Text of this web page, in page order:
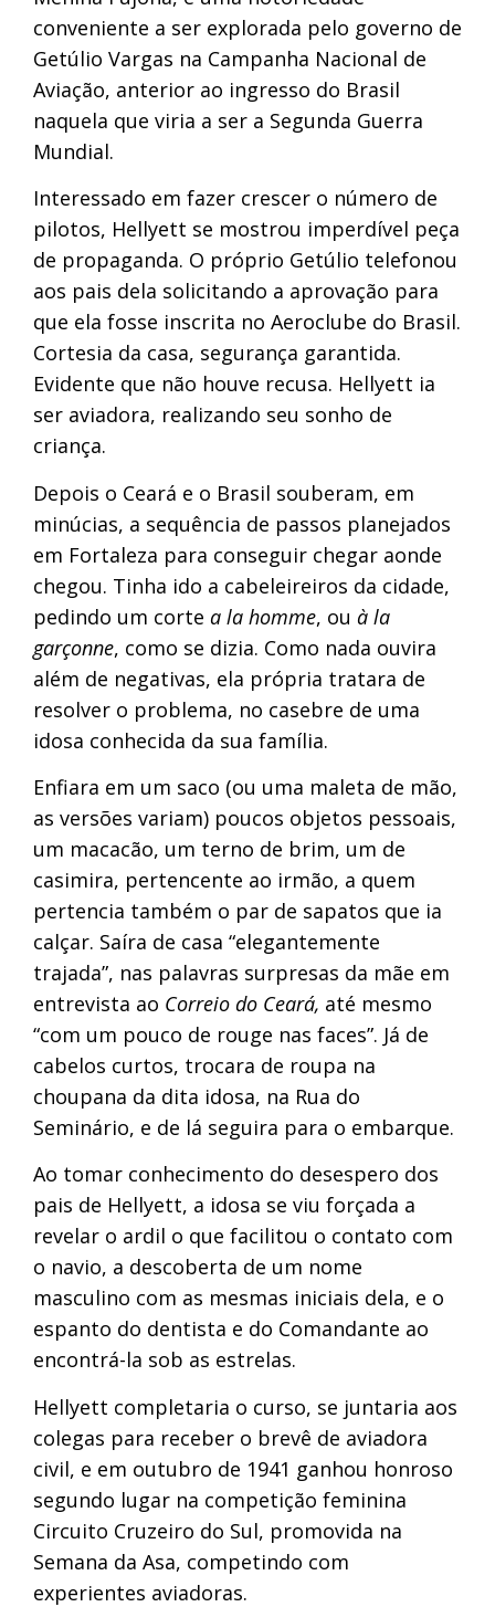
conveniente a ser explorada pelo governo de
Getúlio Vargas na Campanha Nacional de
Aviação, anterior ao ingresso do Brasil
naquela que viria a ser a Segunda Guerra
Mundial.
Interessado em fazer crescer o número de
pilotos, Hellyett se mostrou imperdível peça
de propaganda. O próprio Getúlio telefonou
aos pais dela solicitando a aprovação para
que ela fosse inscrita no Aeroclube do Brasil.
Cortesia da casa, segurança garantida.
Evidente que não houve recusa. Hellyett ia
ser aviadora, realizando seu sonho de
criança.
Depois o Ceará e o Brasil souberam, em
minúcias, a sequência de passos planejados
em Fortaleza para conseguir chegar aonde
chegou. Tinha ido a cabeleireiros da cidade,
pedindo um corte a la homme, ou à la
garçonne, como se dizia. Como nada ouvira
além de negativas, ela própria tratara de
resolver o problema, no casebre de uma
idosa conhecida da sua família.
Enfiara em um saco (ou uma maleta de mão,
as versões variam) poucos objetos pessoais,
um macacão, um terno de brim, um de
casimira, pertencente ao irmão, a quem
pertencia também o par de sapatos que ia
calçar. Saíra de casa “elegantemente
trajada”, nas palavras surpresas da mãe em
entrevista ao Correio do Ceará, até mesmo
“com um pouco de rouge nas faces”. Já de
cabelos curtos, trocara de roupa na
choupana da dita idosa, na Rua do
Seminário, e de lá seguira para o embarque.
Ao tomar conhecimento do desespero dos
pais de Hellyett, a idosa se viu forçada a
revelar o ardil o que facilitou o contato com
o navio, a descoberta de um nome
masculino com as mesmas iniciais dela, e o
espanto do dentista e do Comandante ao
encontrá-la sob as estrelas.
Hellyett completaria o curso, se juntaria aos
colegas para receber o brevê de aviadora
civil, e em outubro de 1941 ganhou honroso
segundo lugar na competição feminina
Circuito Cruzeiro do Sul, promovida na
Semana da Asa, competindo com
experientes aviadoras.